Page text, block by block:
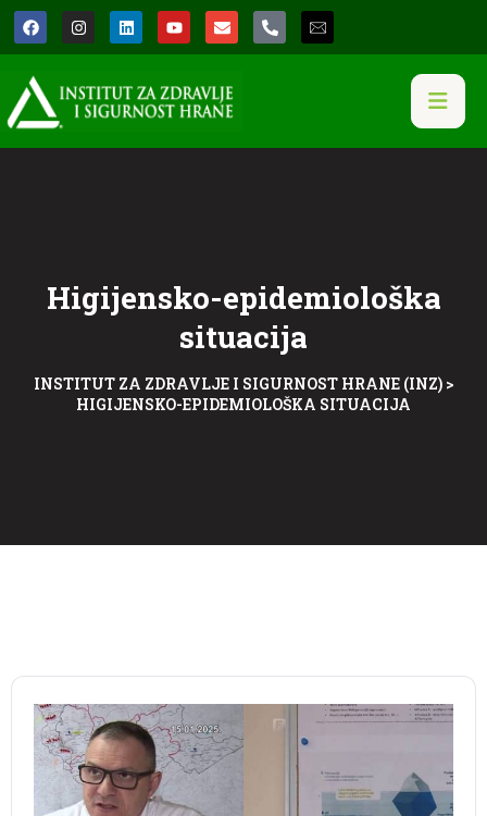
Higijensko-epidemiološka
situacija
INSTITUT ZA ZDRAVLJE I SIGURNOST HRANE (INZ)>
HIGIJENSKO-EPIDEMIOLOŠKA SITUACIJA